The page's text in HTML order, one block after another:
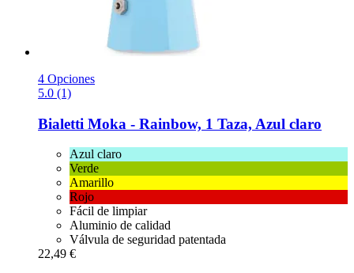
4 Opciones
5.0 (1)
Bialetti Moka -​ Rainbow, 1 Taza, Azul claro
Azul claro
Verde
Amarillo
Rojo
Fácil de limpiar
Aluminio de calidad
Válvula de seguridad patentada
22,49 €